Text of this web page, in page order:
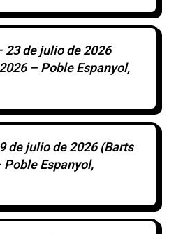
23 de julio de 2026
– Poble Espanyol,
de julio de 2026 (Barts
Espanyol,